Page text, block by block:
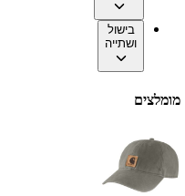
בישול
ושתייה
מומלצים